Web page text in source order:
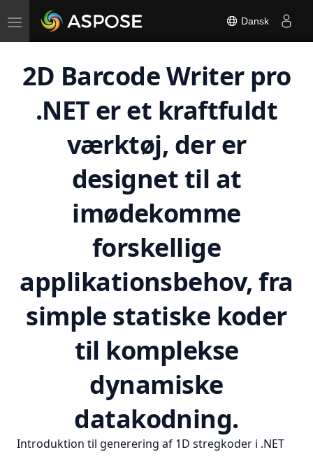
Toggle
navigation
Dansk
2D Barcode Writer pro
.NET er et kraftfuldt
værktøj, der er
designet til at
imødekomme
forskellige
applikationsbehov, fra
simple statiske koder
til komplekse
dynamiske
datakodning.
Introduktion til generering af 1D stregkoder i .NET